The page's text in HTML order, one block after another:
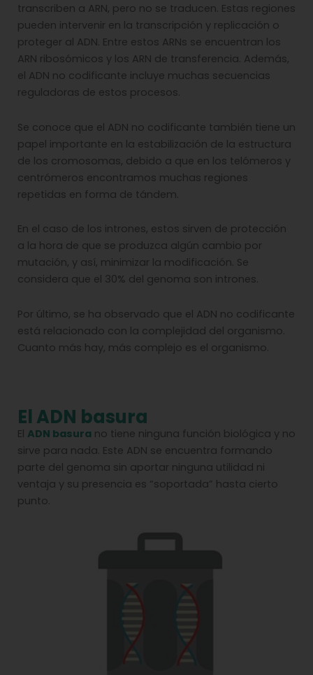
transcriben a ARN, pero no se traducen. Estas regiones
pueden intervenir en la transcripción y replicación o
proteger al ADN. Entre estos ARNs se encuentran los
ARN ribosómicos y los ARN de transferencia. Además,
el ADN no codificante incluye muchas secuencias
reguladoras de estos procesos.
Se conoce que el ADN no codificante también tiene un
papel importante en la estabilización de la estructura
de los cromosomas, debido a que en los telómeros y
centrómeros encontramos muchas regiones
repetidas en forma de tándem.
En el caso de los intrones, estos sirven de protección
a la hora de que se produzca algún cambio por
mutación, y así, minimizar la modificación. Se
considera que el 30% del genoma son intrones.
Por último, se ha observado que el ADN no codificante
está relacionado con la complejidad del organismo.
Cuanto más hay, más complejo es el organismo.
El ADN basura
El ADN basura no tiene ninguna función biológica y no
sirve para nada. Este ADN se encuentra formando
parte del genoma sin aportar ninguna utilidad ni
ventaja y su presencia es “soportada” hasta cierto
punto.